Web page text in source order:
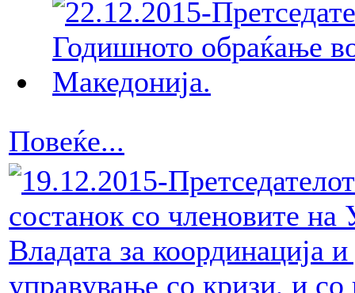
Повеќе...